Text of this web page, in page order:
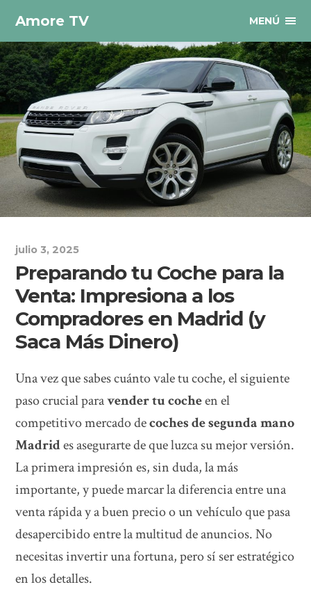
Amore TV MENÚ
julio 3, 2025
Preparando tu Coche para la
Venta: Impresiona a los
Compradores en Madrid (y
Saca Más Dinero)
Una vez que sabes cuánto vale tu coche, el siguiente
paso crucial paravender tu cocheen el
competitivo mercado decoches de segunda mano
Madrides asegurarte de que luzca su mejor versión.
La primera impresión es, sin duda, la más
importante, y puede marcar la diferencia entre una
venta rápida y a buen precio o un vehículo que pasa
desapercibido entre la multitud de anuncios. No
necesitas invertir una fortuna, pero sí ser estratégico
en los detalles.